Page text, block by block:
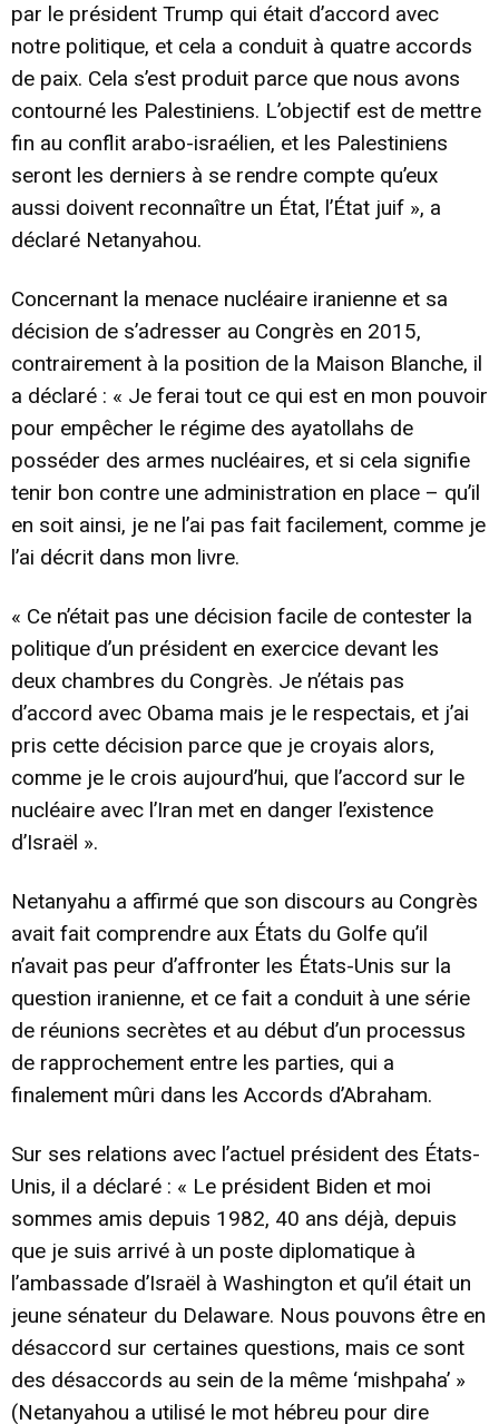
par le président Trump qui était d’accord avec
notre politique, et cela a conduit à quatre accords
de paix. Cela s’est produit parce que nous avons
contourné les Palestiniens. L’objectif est de mettre
fin au conflit arabo-israélien, et les Palestiniens
seront les derniers à se rendre compte qu’eux
aussi doivent reconnaître un État, l’État juif », a
déclaré Netanyahou.
Concernant la menace nucléaire iranienne et sa
décision de s’adresser au Congrès en 2015,
contrairement à la position de la Maison Blanche, il
a déclaré : « Je ferai tout ce qui est en mon pouvoir
pour empêcher le régime des ayatollahs de
posséder des armes nucléaires, et si cela signifie
tenir bon contre une administration en place – qu’il
en soit ainsi, je ne l’ai pas fait facilement, comme je
l’ai décrit dans mon livre.
« Ce n’était pas une décision facile de contester la
politique d’un président en exercice devant les
deux chambres du Congrès. Je n’étais pas
d’accord avec Obama mais je le respectais, et j’ai
pris cette décision parce que je croyais alors,
comme je le crois aujourd’hui, que l’accord sur le
nucléaire avec l’Iran met en danger l’existence
d’Israël ».
Netanyahu a affirmé que son discours au Congrès
avait fait comprendre aux États du Golfe qu’il
n’avait pas peur d’affronter les États-Unis sur la
question iranienne, et ce fait a conduit à une série
de réunions secrètes et au début d’un processus
de rapprochement entre les parties, qui a
finalement mûri dans les Accords d’Abraham.
Sur ses relations avec l’actuel président des États-
Unis, il a déclaré : « Le président Biden et moi
sommes amis depuis 1982, 40 ans déjà, depuis
que je suis arrivé à un poste diplomatique à
l’ambassade d’Israël à Washington et qu’il était un
jeune sénateur du Delaware. Nous pouvons être en
désaccord sur certaines questions, mais ce sont
des désaccords au sein de la même ‘mishpaha’ »
(Netanyahou a utilisé le mot hébreu pour dire